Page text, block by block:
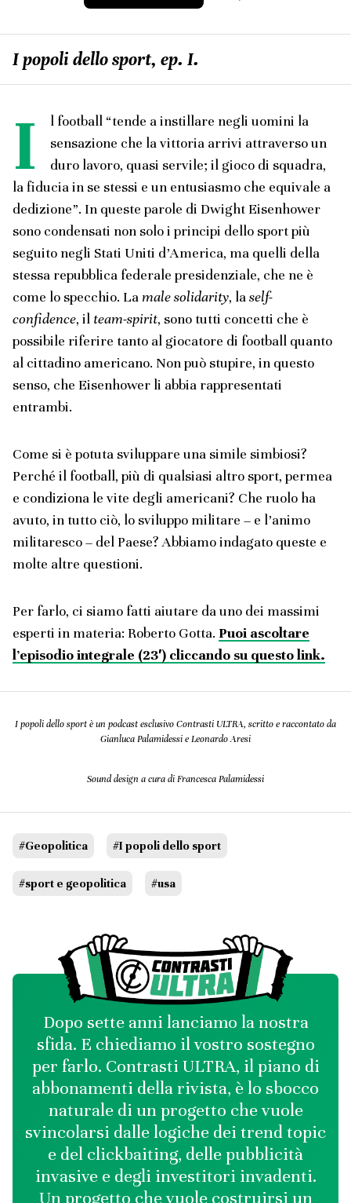
I popoli dello sport, ep. I.
I
l football “tende a instillare negli uomini la
sensazione che la vittoria arrivi attraverso un
duro lavoro, quasi servile; il gioco di squadra,
la fiducia in se stessi e un entusiasmo che equivale a
dedizione”. In queste parole di Dwight Eisenhower
sono condensati non solo i principi dello sport più
seguito negli Stati Uniti d’America, ma quelli della
stessa repubblica federale presidenziale, che ne è
come lo specchio. La male solidarity, laself-
confidence, il team-spirit, sono tutti concetti che è
possibile riferire tanto al giocatore di football quanto
al cittadino americano. Non può stupire, in questo
senso, che Eisenhower li abbia rappresentati
entrambi.
Come si è potuta sviluppare una simile simbiosi?
Perché il football, più di qualsiasi altro sport, permea
e condiziona le vite degli americani? Che ruolo ha
avuto, in tutto ciò, lo sviluppo militare – e l’animo
militaresco – del Paese? Abbiamo indagato queste e
molte altre questioni.
Per farlo, ci siamo fatti aiutare da uno dei massimi
esperti in materia: Roberto Gotta. Puoi ascoltare
l’episodio integrale (23′) cliccando su questo link.
I popoli dello sport è un podcast esclusivo Contrasti ULTRA, scritto e raccontato da
Gianluca Palamidessi e Leonardo Aresi
Sound design a cura di Francesca Palamidessi
#Geopolitica #I popoli dello sport
#sport e geopolitica #usa
Dopo sette anni lanciamo la nostra
sfida. E chiediamo il vostro sostegno
per farlo. Contrasti ULTRA, il piano di
abbonamenti della rivista, è lo sbocco
naturale di un progetto che vuole
svincolarsi dalle logiche dei trend topic
e del clickbaiting, delle pubblicità
invasive e degli investitori invadenti.
Un progetto che vuole costruirsi un